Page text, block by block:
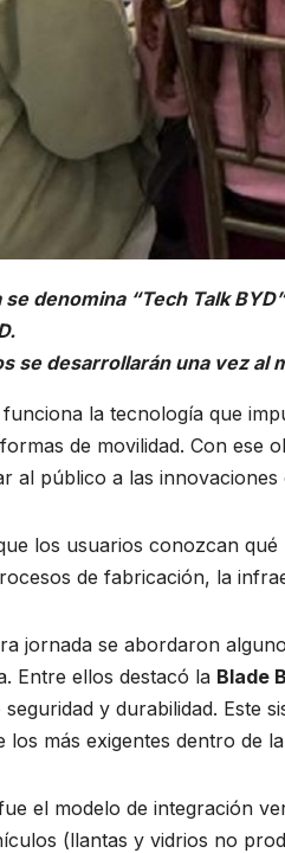
se denomina “Tech Talk
se desarrollarán una vez al
la tecnología que
de movilidad. Con ese
al público a las
los usuarios conozcan
de fabricación, la
jornada se abordaron
Entre ellos destacó la Blade
seguridad y durabilidad. Este
los más exigentes dentro de
el modelo de integración
(llantas y vidrios no